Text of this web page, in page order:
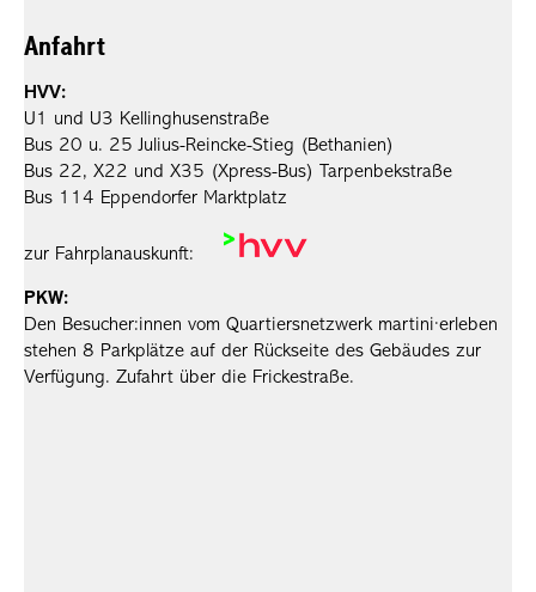
Anfahrt
HVV:
U1 und U3 Kellinghusenstraße
Bus 20 u. 25 Julius-Reincke-Stieg (Bethanien)
Bus 22, X22 und X35 (Xpress-Bus) Tarpenbekstraße
Bus 114 Eppendorfer Marktplatz
zur Fahrplanauskunft:
PKW:
Den Besucher:innen vom Quartiersnetzwerk martini·erleben
stehen 8 Parkplätze auf der Rückseite des Gebäudes zur
Verfügung. Zufahrt über die Frickestraße.